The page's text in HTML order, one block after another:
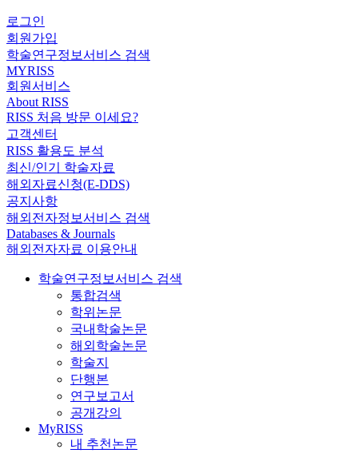
로그인
회원가입
학술연구정보서비스 검색
MYRISS
회원서비스
About RISS
RISS 처음 방문 이세요?
고객센터
RISS 활용도 분석
최신/인기 학술자료
해외자료신청(E-DDS)
공지사항
해외전자정보서비스 검색
Databases & Journals
해외전자자료 이용안내
학술연구정보서비스 검색
통합검색
학위논문
국내학술논문
해외학술논문
학술지
단행본
연구보고서
공개강의
MyRISS
내 추천논문